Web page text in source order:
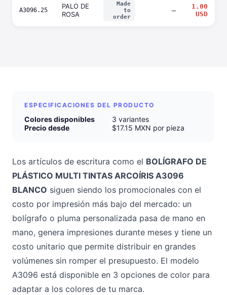
A3096.25
PALO DE
ROSA
Made
to
order
—
1.00
USD
ESPECIFICACIONES DEL PRODUCTO
Colores disponibles
3 variantes
Precio desde
$17.15 MXN por pieza
Los artículos de escritura como el BOLÍGRAFO DE
PLÁSTICO MULTI TINTAS ARCOÍRIS A3096
BLANCO siguen siendo los promocionales con el
costo por impresión más bajo del mercado: un
bolígrafo o pluma personalizada pasa de mano en
mano, genera impresiones durante meses y tiene un
costo unitario que permite distribuir en grandes
volúmenes sin romper el presupuesto. El modelo
A3096 está disponible en 3 opciones de color para
adaptar a los colores de tu marca.